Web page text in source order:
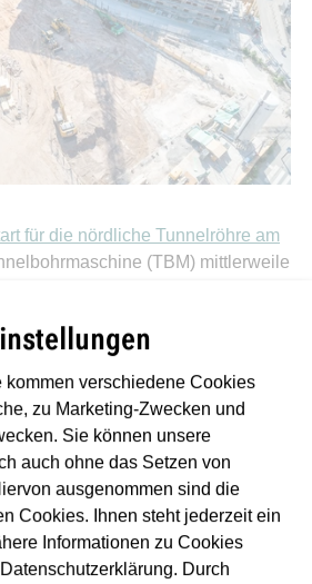
für die nördliche Tunnelröhre am
(TBM) mittlerweile
Insgesamt verlaufen die
- so wie es bereits beim Vortrieb
war.
hatte die TBM die Schlitzwand
erreicht, d.h.,
bewehrten Beton der Schlitzwand
für den Tunnelbau eine Art
dar, denn der umgebende Beton
kommen verschiedene Cookies
zu Marketing-Zwecken und
Sie können unsere
auch ohne das Setzen von
ausgenommen sind die
Cookies. Ihnen steht jederzeit ein
Informationen zu Cookies
Durch